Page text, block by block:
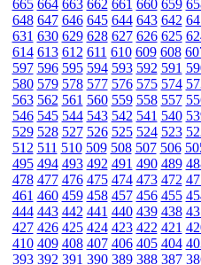
665 664 663 662 661 660 659
648 647 646 645 644 643 642
631 630 629 628 627 626 625
614 613 612 611 610 609 608
597 596 595 594 593 592 591
580 579 578 577 576 575 574
563 562 561 560 559 558 557
546 545 544 543 542 541 540
529 528 527 526 525 524 523
512 511 510 509 508 507 506
495 494 493 492 491 490 489
478 477 476 475 474 473 472
461 460 459 458 457 456 455
444 443 442 441 440 439 438
427 426 425 424 423 422 421
410 409 408 407 406 405 404
393 392 391 390 389 388 387